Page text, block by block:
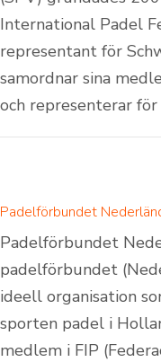
International Padel
representant för
samordnar sina
och representerar för
Padelförbundet
Padelförbundet
padelförbundet
ideell organisation
sporten padel i
medlem i FIP